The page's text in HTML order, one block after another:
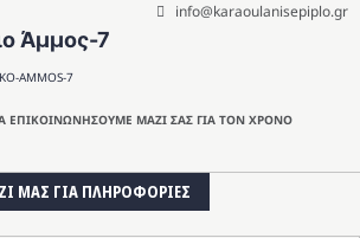
info@karaoulanisepiplo.gr
Άμμος-7
AMMOS-7
ΕΠΙΚΟΙΝΩΝΗΣΟΥΜΕ ΜΑΖΙ ΣΑΣ ΓΙΑ ΤΟΝ ΧΡΟΝΟ
ΜΑΣ ΓΙΑ ΠΛΗΡΟΦΟΡΙΕΣ